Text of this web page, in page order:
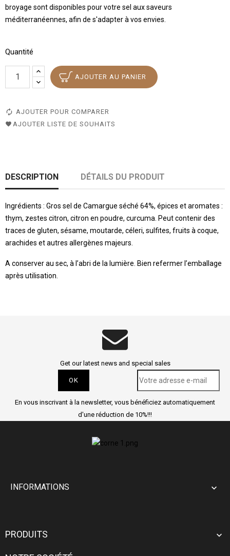
broyage sont disponibles pour votre sel aux saveurs
méditerranéennes, afin de s'adapter à vos envies.
Quantité
AJOUTER AU PANIER
AJOUTER POUR COMPARER
AJOUTER LISTE DE SOUHAITS
DESCRIPTION DÉTAILS DU PRODUIT
Ingrédients : Gros sel de Camargue séché 64%, épices et aromates :
thym, zestes citron, citron en poudre, curcuma. Peut contenir des
traces de gluten, sésame, moutarde, céleri, sulfites, fruits à coque,
arachides et autres allergènes majeurs.
A conserver au sec, à l’abri de la lumière. Bien refermer l’emballage
après utilisation.
Get our latest news and special sales
En vous inscrivant à la newsletter, vous bénéficiez automatiquement
d'une réduction de 10%!!!
INFORMATIONS 
PRODUITS 